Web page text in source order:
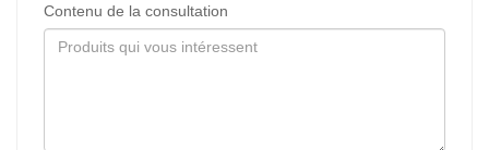
Contenu de la consultation